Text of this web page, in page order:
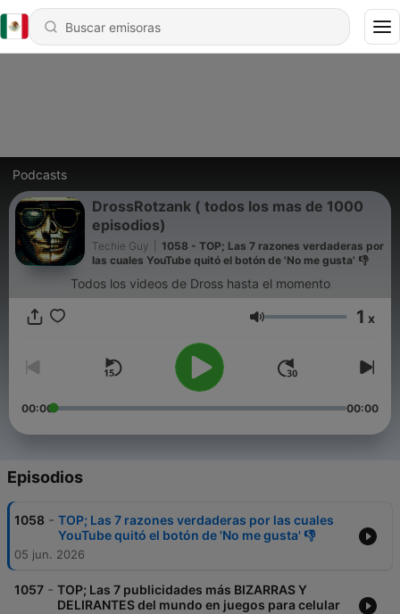
Podcasts
DrossRotzank ( todos los mas de 1000
episodios)
Techie Guy
1058 - TOP; Las 7 razones verdaderas por
las cuales YouTube quitó el botón de 'No me gusta' 👎
Todos los videos de Dross hasta el momento
Volumen 1 x
00:00 00:00
Episodios
1058 - TOP; Las 7 razones verdaderas por las cuales
YouTube quitó el botón de 'No me gusta' 👎
05 jun. 2026
1057 - TOP; Las 7 publicidades más BIZARRAS Y
DELIRANTES del mundo en juegos para celular